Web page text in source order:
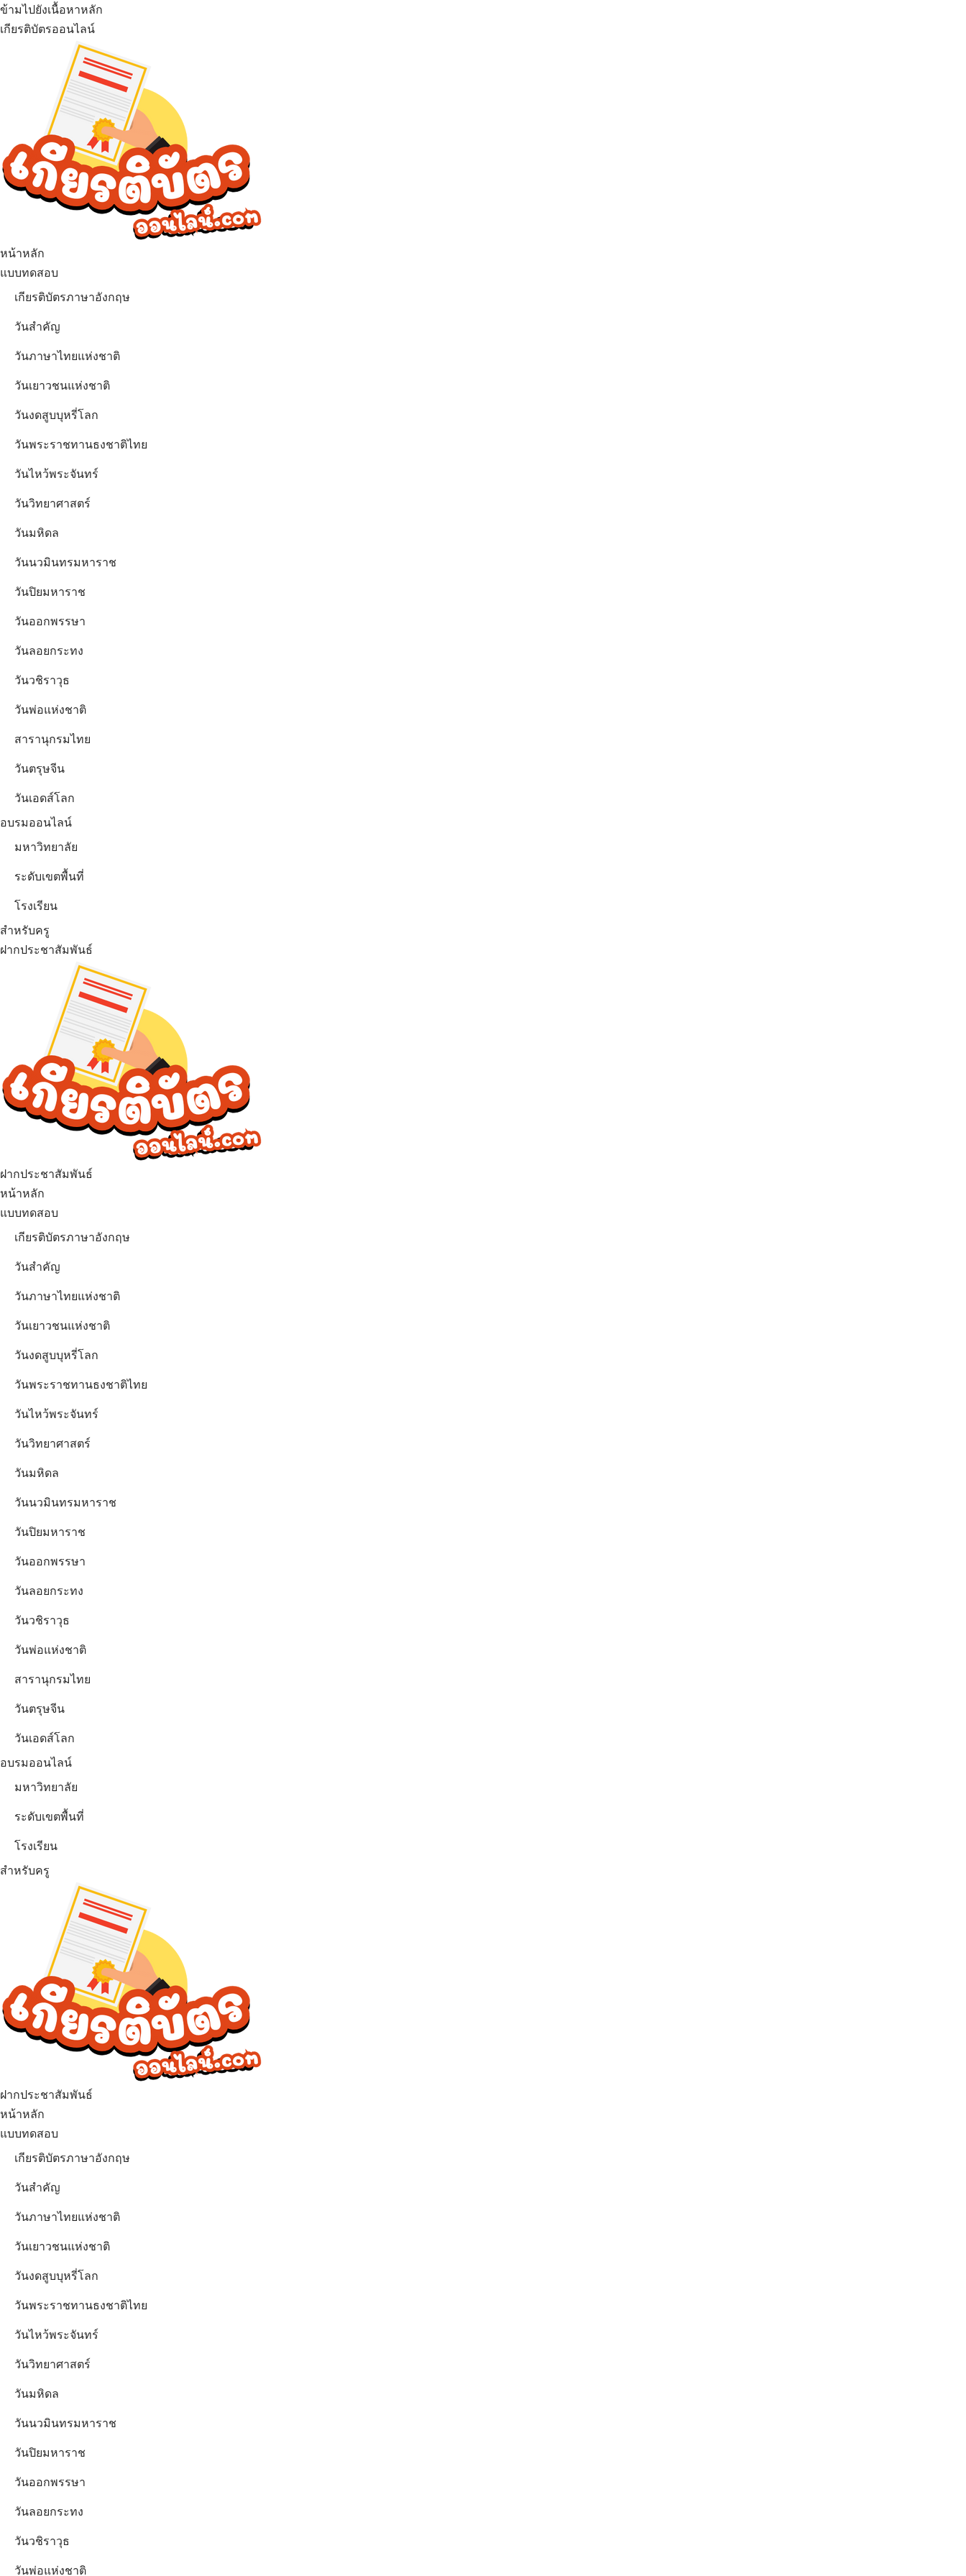
ข้ามไปยังเนื้อหาหลัก
เกียรติบัตรออนไลน์
หน้าหลัก
แบบทดสอบ
เกียรติบัตรภาษาอังกฤษ
วันสำคัญ
วันภาษาไทยแห่งชาติ
วันเยาวชนแห่งชาติ
วันงดสูบบุหรี่โลก
วันพระราชทานธงชาติไทย
วันไหว้พระจันทร์​
วันวิทยาศาสตร์
วันมหิดล
วันนวมินทรมหาราช
วันปิยมหาราช
วันออกพรรษา
วันลอยกระทง
วันวชิราวุธ
วันพ่อแห่งชาติ
สารานุกรมไทย
วันตรุษจีน
วันเอดส์โลก
อบรมออนไลน์
มหาวิทยาลัย
ระดับเขตพื้นที่
โรงเรียน
สำหรับครู
ฝากประชาสัมพันธ์
ฝากประชาสัมพันธ์
หน้าหลัก
แบบทดสอบ
เกียรติบัตรภาษาอังกฤษ
วันสำคัญ
วันภาษาไทยแห่งชาติ
วันเยาวชนแห่งชาติ
วันงดสูบบุหรี่โลก
วันพระราชทานธงชาติไทย
วันไหว้พระจันทร์​
วันวิทยาศาสตร์
วันมหิดล
วันนวมินทรมหาราช
วันปิยมหาราช
วันออกพรรษา
วันลอยกระทง
วันวชิราวุธ
วันพ่อแห่งชาติ
สารานุกรมไทย
วันตรุษจีน
วันเอดส์โลก
อบรมออนไลน์
มหาวิทยาลัย
ระดับเขตพื้นที่
โรงเรียน
สำหรับครู
ฝากประชาสัมพันธ์
หน้าหลัก
แบบทดสอบ
เกียรติบัตรภาษาอังกฤษ
วันสำคัญ
วันภาษาไทยแห่งชาติ
วันเยาวชนแห่งชาติ
วันงดสูบบุหรี่โลก
วันพระราชทานธงชาติไทย
วันไหว้พระจันทร์​
วันวิทยาศาสตร์
วันมหิดล
วันนวมินทรมหาราช
วันปิยมหาราช
วันออกพรรษา
วันลอยกระทง
วันวชิราวุธ
วันพ่อแห่งชาติ